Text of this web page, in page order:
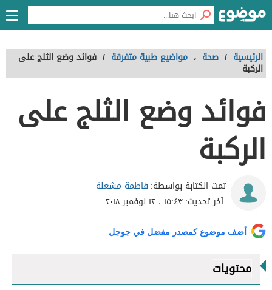
الرئيسية / صحة ، مواضيع طبية متفرقة / فوائد وضع الثلج على
الركبة
فوائد وضع الثلج على
الركبة
تمت الكتابة بواسطة: فاطمة مشعلة
آخر تحديث:١٥:٤٣ ، ١٢ نوفمبر ٢٠١٨
أضف موضوع كمصدر مفضل في جوجل
محتويات